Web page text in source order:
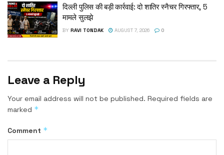
दिल्ली पुलिस की बड़ी कार्रवाई: दो शातिर स्नैचर गिरफ्तार, 5
मामले सुलझे
BY RAVI TONDAK AUGUST 7, 2026 0
Leave a Reply
Your email address will not be published. Required fields are
marked *
Comment *